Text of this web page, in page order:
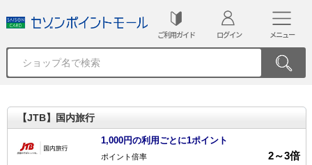
ご利用ガイド ログイン メニュー
【JTB】国内旅行
1,000円の利用ごとに1ポイント
ポイント倍率 2～3倍